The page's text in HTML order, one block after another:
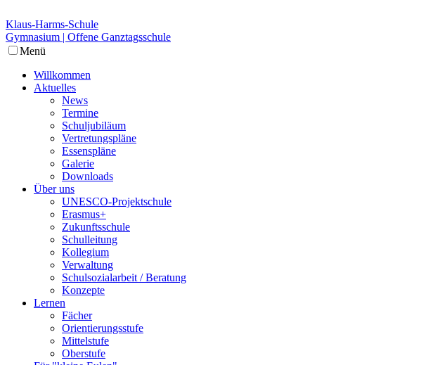
Klaus-Harms-Schule
Gymnasium | Offene Ganztagsschule
Menü
Willkommen
Aktuelles
News
Termine
Schuljubiläum
Vertretungspläne
Essenspläne
Galerie
Downloads
Über uns
UNESCO-Projektschule
Erasmus+
Zukunftsschule
Schulleitung
Kollegium
Verwaltung
Schulsozialarbeit / Beratung
Konzepte
Lernen
Fächer
Orientierungsstufe
Mittelstufe
Oberstufe